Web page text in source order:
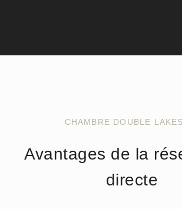
CHAMBRE DOUBLE
Avantages de la
directe